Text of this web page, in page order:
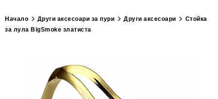
Начало Други аксесоари за пури Други аксесоари
Стойка
за лула BigSmoke златиста